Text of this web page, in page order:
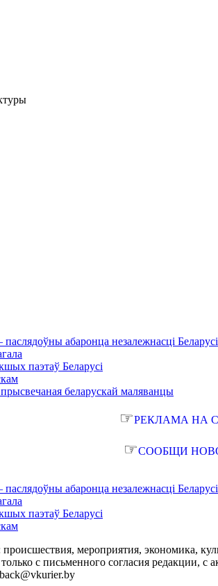
абаронца незалежнасці Беларусі
паэтаў Беларусі
беларускай маляванцы
☞РЕКЛАМА НА
☞СООБЩИ
абаронца незалежнасці Беларусі
паэтаў Беларусі
мероприятия, экономика,
с письменного согласия редакции,